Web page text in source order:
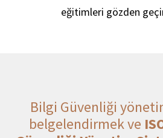
eğitimleri gözden
Bilgi Güvenliği
belgelendirmek ve